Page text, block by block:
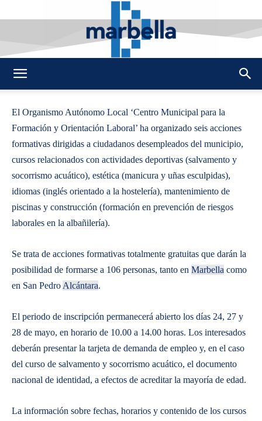
El Organismo Autónomo Local ‘Centro Municipal para la
Formación y Orientación Laboral’ ha organizado seis acciones
formativas dirigidas a ciudadanos desempleados del municipio,
cursos relacionados con actividades deportivas (salvamento y
socorrismo acuático), estética (manicura y uñas esculpidas),
idiomas (inglés orientado a la hostelería), mantenimiento de
piscinas y construcción (formación en prevención de riesgos
laborales en la albañilería).
Se trata de acciones formativas totalmente gratuitas que darán la
posibilidad de formarse a 106 personas, tanto en Marbella como
en San Pedro Alcántara.
El periodo de inscripción permanecerá abierto los días 24, 27 y
28 de mayo, en horario de 10.00 a 14.00 horas. Los interesados
deberán presentar la tarjeta de demanda de empleo y, en el caso
del curso de salvamento y socorrismo acuático, el documento
nacional de identidad, a efectos de acreditar la mayoría de edad.
La información sobre fechas, horarios y contenido de los cursos